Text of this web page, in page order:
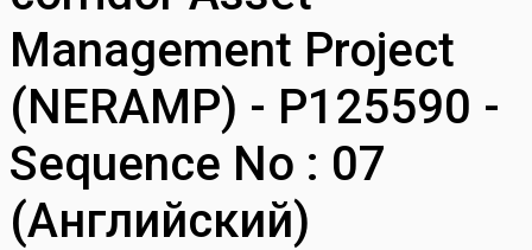
Management Project
(NERAMP) - P125590 -
Sequence No : 07
(Английский)